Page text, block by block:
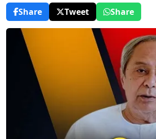
Share
Tweet Share